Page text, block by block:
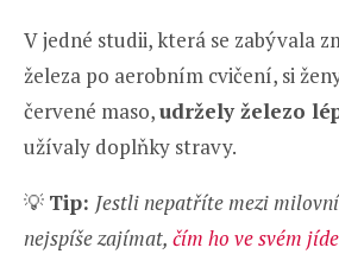
V jedné studii, která se zabývala
železa po aerobním cvičení, si
červené maso,udržely železo
užívaly doplňky stravy.
💡 Tip: Jestli nepatříte mezi
nejspíše zajímat, čím ho ve svém